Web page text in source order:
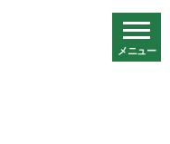
メニュー